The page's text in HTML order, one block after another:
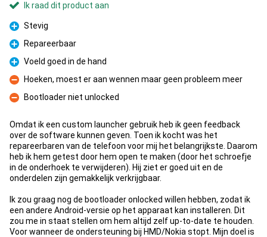
Ik raad dit product aan
Pluspunt
Stevig
Pluspunt
Repareerbaar
Pluspunt
Voeld goed in de hand
Minpunt
Hoeken, moest er aan wennen maar geen probleem meer
Minpunt
Bootloader niet unlocked
Omdat ik een custom launcher gebruik heb ik geen feedback
over de software kunnen geven. Toen ik kocht was het
repareerbaren van de telefoon voor mij het belangrijkste. Daarom
heb ik hem getest door hem open te maken (door het schroefje
in de onderhoek te verwijderen). Hij ziet er goed uit en de
onderdelen zijn gemakkelijk verkrijgbaar.
Ik zou graag nog de bootloader onlocked willen hebben, zodat ik
een andere Android-versie op het apparaat kan installeren. Dit
zou me in staat stellen om hem altijd zelf up-to-date te houden.
Voor wanneer de ondersteuning bij HMD/Nokia stopt. Mijn doel is